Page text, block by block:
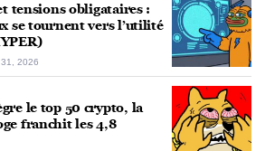
tensions obligataires :
se tournent vers l’utilité
2026
le top 50 crypto, la
franchit les 4,8